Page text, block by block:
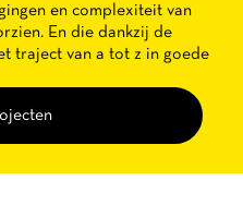
en complexiteit van
En die dankzij de
traject van a tot z in goede